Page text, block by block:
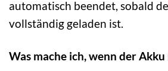
automatisch beendet, sobald
vollständig geladen ist.
Was mache ich, wenn der